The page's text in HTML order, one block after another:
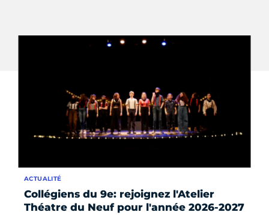
Collégiens du 9e: rejoignez l'Atelier
Théatre du Neuf pour l'année 2026-2027
ACTUALITÉ